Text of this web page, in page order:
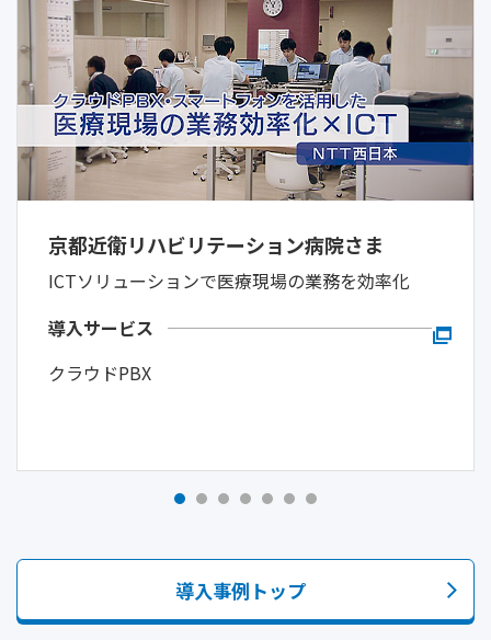
京都近衛リハビリテーション病院さま
ICTソリューションで医療現場の業務を効率化
導入サービス
クラウドPBX
導入事例トップ